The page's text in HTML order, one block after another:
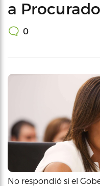
a
0
No respondió si el